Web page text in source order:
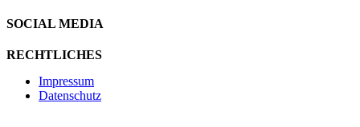
SOCIAL MEDIA
RECHTLICHES
Impressum
Datenschutz